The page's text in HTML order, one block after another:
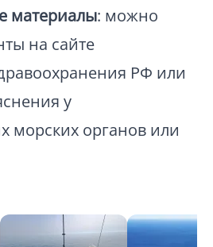
материалы: можно
на сайте
РФ или
у
морских органов или